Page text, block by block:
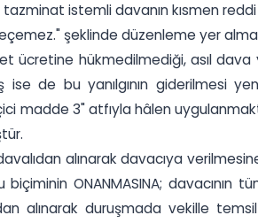
istemli davanın kısmen reddi
şeklinde düzenleme yer
ücretine hükmedilmediği, asıl dava
de bu yanılgının giderilmesi
madde 3" atfıyla hâlen
alınarak davacıya
ONANMASINA; davacının
alınarak duruşmada vekille